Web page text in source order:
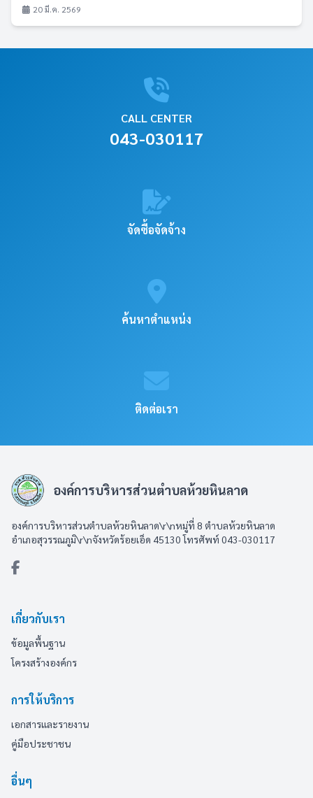
20 มี.ค. 2569
CALL CENTER
043-030117
จัดซื้อจัดจ้าง
ค้นหาตำแหน่ง
ติดต่อเรา
องค์การบริหารส่วนตำบลห้วยหินลาด
องค์การบริหารส่วนตำบลห้วยหินลาด\r\nหมู่ที่ 8 ตำบลห้วยหินลาด
อำเภอสุวรรณภูมิ\r\nจังหวัดร้อยเอ็ด 45130 โทรศัพท์ 043-030117
เกี่ยวกับเรา
ข้อมูลพื้นฐาน
โครงสร้างองค์กร
การให้บริการ
เอกสารและรายงาน
คู่มือประชาชน
อื่นๆ